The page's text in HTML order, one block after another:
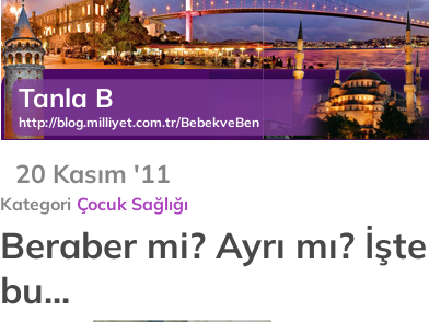
Tanla B
http://blog.milliyet.com.tr/BebekveBen
20 Kasım '11
Kategori Çocuk Sağlığı
Beraber mi? Ayrı mı?
bu...